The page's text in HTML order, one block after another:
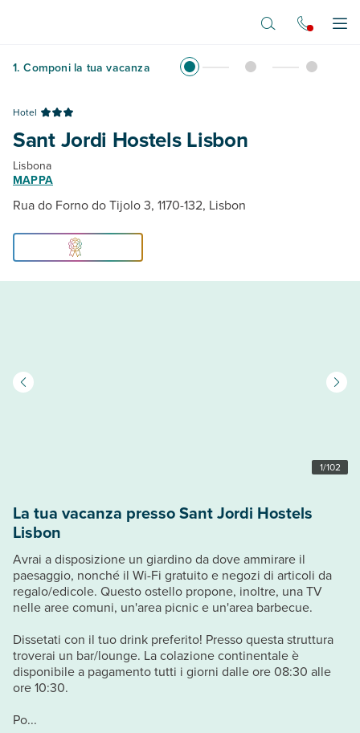
1. Componi la tua vacanza
Hotel
Sant Jordi Hostels Lisbon
Lisbona
MAPPA
Rua do Forno do Tijolo 3, 1170-132, Lisbon
1/102
La tua vacanza presso Sant Jordi Hostels
Lisbon
Avrai a disposizione un giardino da dove ammirare il
paesaggio, nonché il Wi-Fi gratuito e negozi di articoli da
regalo/edicole. Questo ostello propone, inoltre, una TV
nelle aree comuni, un'area picnic e un'area barbecue.
Dissetati con il tuo drink preferito! Presso questa struttura
troverai un bar/lounge. La colazione continentale è
disponibile a pagamento tutti i giorni dalle ore 08:30 alle
ore 10:30.
Po...